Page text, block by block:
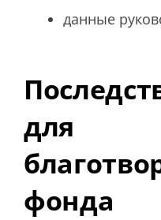
данные
для
фонда